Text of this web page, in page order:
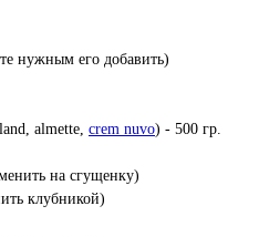
нужным его добавить)
almette, crem nuvo) - 500 гр.
на сгущенку)
клубникой)